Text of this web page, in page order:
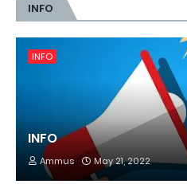
INFO
INFO
INFO
Ammus May 21, 2022